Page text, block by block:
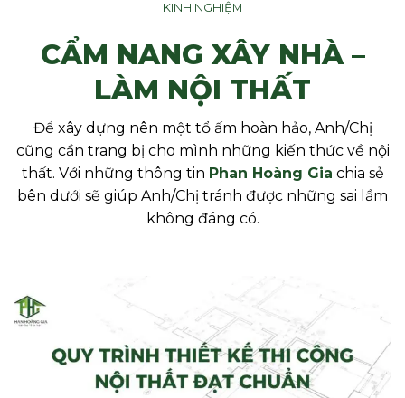
KINH NGHIỆM
CẨM NANG XÂY NHÀ –
LÀM NỘI THẤT
Để xây dựng nên một tổ ấm hoàn hảo, Anh/Chị
cũng cần trang bị cho mình những kiến thức về nội
thất. Với những thông tin Phan Hoàng Gia chia sẻ
bên dưới sẽ giúp Anh/Chị tránh được những sai lầm
không đáng có.